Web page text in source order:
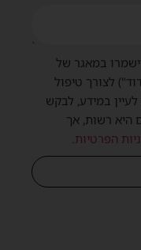
במאגר של
לצורך טיפול
לעיין במידע, לבקש
היא רשות, אך
הפרטיות.